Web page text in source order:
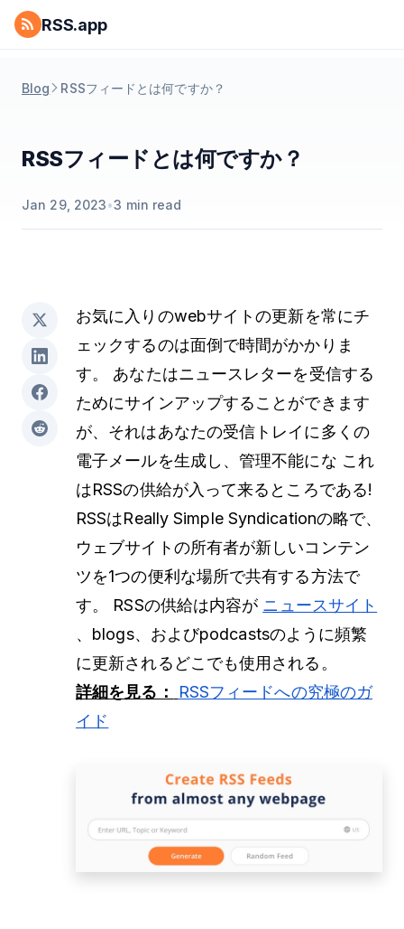
RSS.app
Blog RSSフィードとは何ですか？
RSSフィードとは何ですか？
Jan 29, 2023•3 min read
お気に入りのwebサイトの更新を常にチ
ェックするのは面倒で時間がかかりま
す。 あなたはニュースレターを受信する
ためにサインアップすることができます
が、それはあなたの受信トレイに多くの
電子メールを生成し、管理不能にな これ
はRSSの供給が入って来るところである!
RSSはReally Simple Syndicationの略で、
ウェブサイトの所有者が新しいコンテン
ツを1つの便利な場所で共有する方法で
す。 RSSの供給は内容が ニュースサイト
、blogs、およびpodcastsのように頻繁
に更新されるどこでも使用される。
詳細を見る：
RSSフィードへの究極のガ
イド